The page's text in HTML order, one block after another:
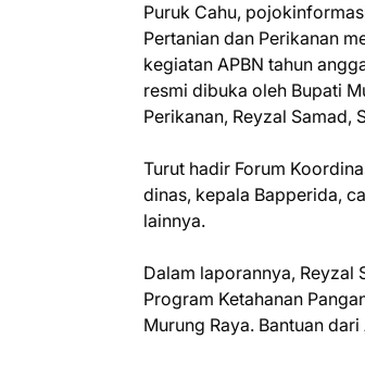
Puruk Cahu,
Pertanian dan Perikanan
kegiatan APBN tahun
resmi dibuka oleh Bupati
Perikanan, Reyzal Samad,
Turut hadir Forum
dinas, kepala Bapperida,
lainnya.
Dalam laporannya, Reyzal
Program Ketahanan
Murung Raya. Bantuan